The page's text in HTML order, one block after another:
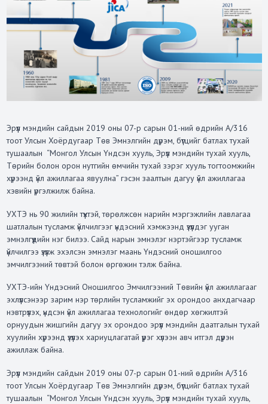
Эрүүл мэндийн сайдын 2019 оны 07-р сарын 01-ний өдрийн А/316
тоот Улсын Хоёрдугаар Төв Эмнэлгийн дүрэм, бүтцийг батлах тухай
тушаалын “Монгол Улсын Үндсэн хууль, Эрүүл мэндийн тухай хууль,
Төрийн болон орон нутгийн өмчийн тухай зэрэг хууль тогтоомжийн
хүрээнд үйл ажиллагаа явуулна” гэсэн заалтын дагуу үйл ажиллагаа
хэвийн үргэлжилж байна.
УХТЭ нь 90 жилийн түүхтэй, төрөлжсөн нарийн мэргэжлийн лавлагаа
шатлалын тусламж үйлчилгээг үндэсний хэмжээнд үзүүлдэг ууган
эмнэлгүүдийн нэг билээ. Сайд нарын эмнэлэг нэртэйгээр тусламж
үйлчилгээ үзүүлж эхэлсэн эмнэлэг маань Үндэсний оношилгоо
эмчилгээний төвтэй болон өргөжин тэлж байна.
УХТЭ-ийн Үндэсний Оношилгоо Эмчилгээний Төвийн үйл ажиллагааг
эхлүүлсэнээр зарим нэр төрлийн тусламжийг эх орондоо анхдагчаар
нэвтрүүлэх, үндсэн үйл ажиллагаа технологийг өндөр хөгжилтэй
орнуудын жишгийн дагуу эх орондоо эрүүл мэндийн даатгалын тухай
хуулийн хүрээнд үзүүлэх хариуцлагатай үүрэг хүлээн авч итгэл дүүрэн
ажиллаж байна.
Эрүүл мэндийн сайдын 2019 оны 07-р сарын 01-ний өдрийн А/316
тоот Улсын Хоёрдугаар Төв Эмнэлгийн дүрэм, бүтцийг батлах тухай
тушаалын “Монгол Улсын Үндсэн хууль, Эрүүл мэндийн тухай хууль,